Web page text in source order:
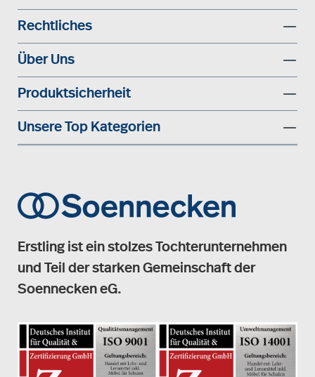
Rechtliches
Über Uns
Produktsicherheit
Unsere Top Kategorien
Erstling ist ein stolzes Tochterunternehmen
und Teil der starken Gemeinschaft der
Soennecken eG.